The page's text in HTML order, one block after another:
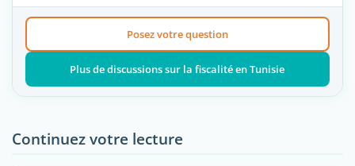
Posez votre question
Plus de discussions sur la fiscalité en Tunisie
Continuez votre lecture